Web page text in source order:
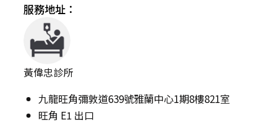
服務地址：
黃偉忠診所
九龍旺角彌敦道639號雅蘭中心1期8樓821室
旺角 E1 出口